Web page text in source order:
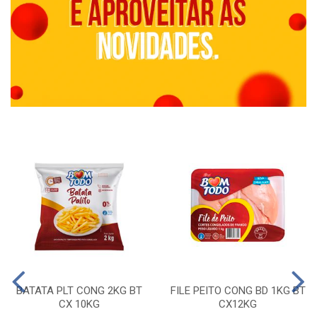
BATATA PLT CONG 2KG BT
CX 10KG
FILE PEITO CONG BD 1KG BT
CX12KG